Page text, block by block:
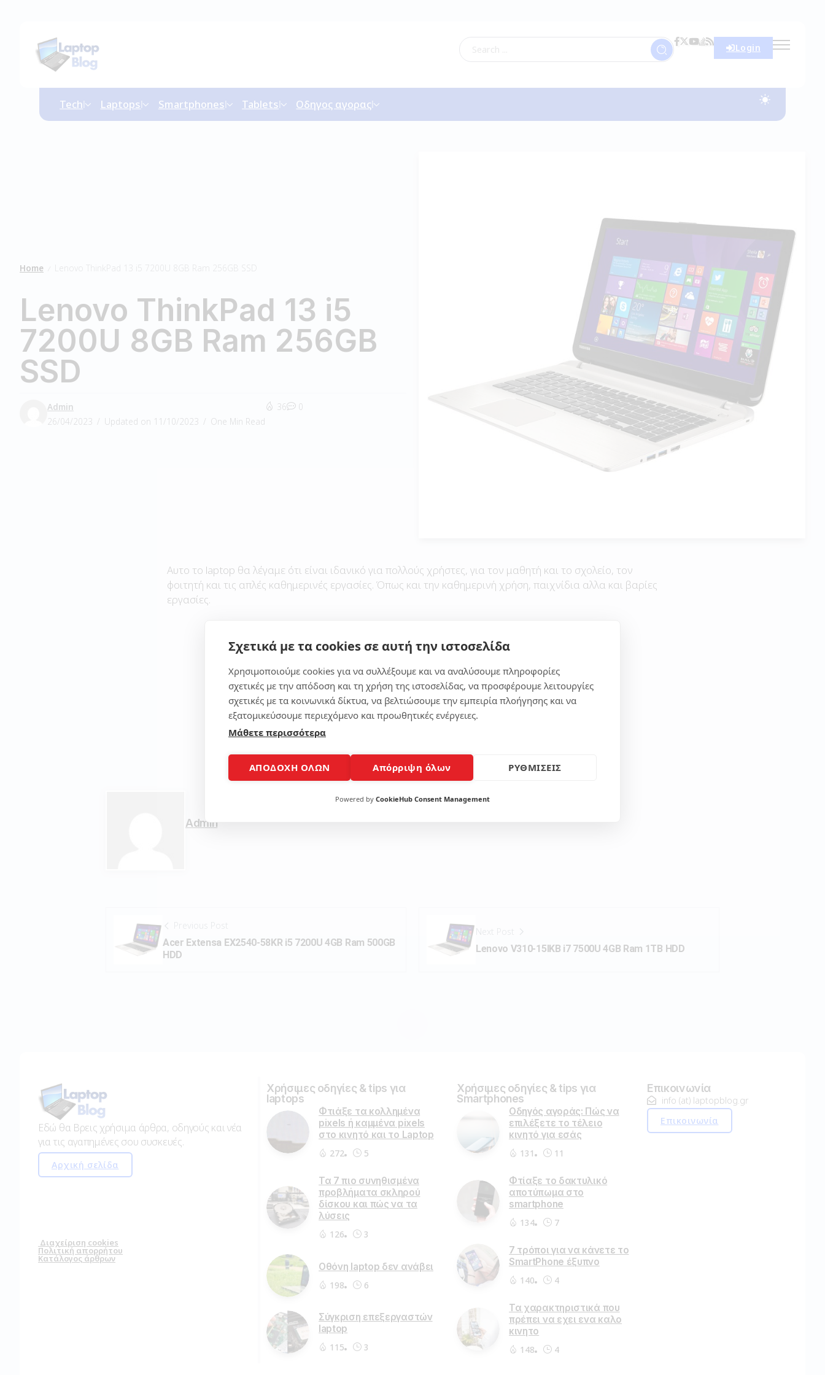
Login
Tech Laptops Smartphones Tablets Οδηγος αγορας
Home Lenovo ThinkPad 13 i5 7200U 8GB Ram 256GB SSD
Lenovo ThinkPad 13 i5
7200U 8GB Ram 256GB
SSD
Admin
26/04/2023
Updated on 11/10/2023 One Min Read
36 0
Αυτο το laptop θα λέγαμε ότι είναι ιδανικό για πολλούς χρήστες, για τον μαθητή και το σχολείο, τον
φοιτητή και τις απλές καθημερινές εργασίες. Όπως και την καθημερινή χρήση, παιχνίδια αλλα και βαρίες
εργασίες.
Μοίρασε το άρθρο
Admin
Previous Post
Acer Extensa EX2540-58KR i5 7200U 4GB Ram 500GB
HDD
Next Post
Lenovo V310-15IKB i7 7500U 4GB Ram 1TB HDD
Acer Extensa EX2540-58KR i5 7200U 4GB Ram 500GB HDD
Acer Extensa EX2540-
58KR i5 7200U 4GB Ram
24 0
Σχετικά με τα cookies σε αυτή την ιστοσελίδα
Χρησιμοποιούμε cookies για να συλλέξουμε και να αναλύσουμε πληροφορίες
σχετικές με την απόδοση και τη χρήση της ιστοσελίδας, να προσφέρουμε λειτουργίες
σχετικές με τα κοινωνικά δίκτυα, να βελτιώσουμε την εμπειρία πλοήγησης και να
εξατομικεύσουμε περιεχόμενο και προωθητικές ενέργειες.
Μάθετε περισσότερα
ΑΠΟΔΟΧΗ ΟΛΩΝ Απόρριψη όλων ΡΥΘΜΙΣΕΙΣ
Powered by CookieHub Consent Management